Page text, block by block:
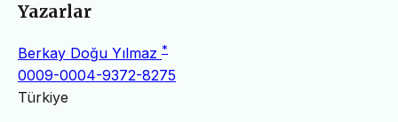
Yazarlar
Berkay Doğu Yılmaz *
0009-0004-9372-8275
Türkiye